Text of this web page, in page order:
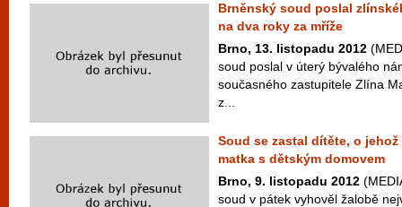
Brněnský soud poslal
na dva roky za mříže
Brno, 13. listopadu 2012
soud poslal v úterý bývalého
současného zastupitele Zlína
z...
Soud se zastal dítěte, o
matka s dětským domovem
Brno, 9. listopadu 2012
soud v pátek vyhověl žalobě